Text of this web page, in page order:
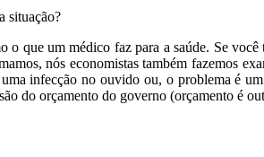
situação?
o que um médico faz para a saúde. Se
nós economistas também fazemos
infecção no ouvido ou, o problema é
do orçamento do governo (orçamento é